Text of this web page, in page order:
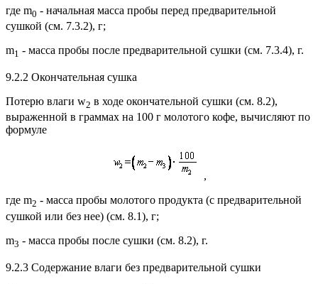
где m0 - начальная масса пробы перед предварительной
сушкой (см. 7.3.2), г;
m1 - масса пробы после предварительной сушки (см. 7.3.4), г.
9.2.2 Окончательная сушка
Потерю влаги w2 в ходе окончательной сушки (см. 8.2),
выраженной в граммах на 100 г молотого кофе, вычисляют по
формуле
,
где m2 - масса пробы молотого продукта (с предварительной
сушкой или без нее) (см. 8.1), г;
m3 - масса пробы после сушки (см. 8.2), г.
9.2.3 Содержание влаги без предварительной сушки